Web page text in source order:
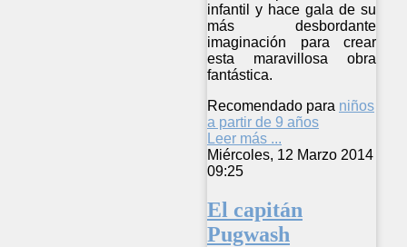
infantil y hace gala de su
más desbordante
imaginación para crear
esta maravillosa obra
fantástica.
Recomendado para niños
a partir de 9 años
Leer más ...
Miércoles, 12 Marzo 2014
09:25
El capitán
Pugwash